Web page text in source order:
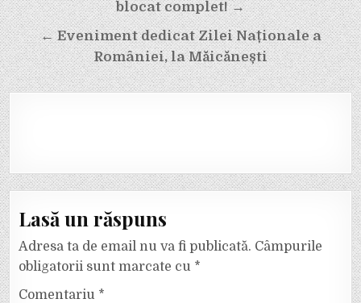
articole
blocat complet! →
← Eveniment dedicat Zilei Naționale a
României, la Măicănești
Lasă un răspuns
Adresa ta de email nu va fi publicată. Câmpurile
obligatorii sunt marcate cu *
Comentariu *